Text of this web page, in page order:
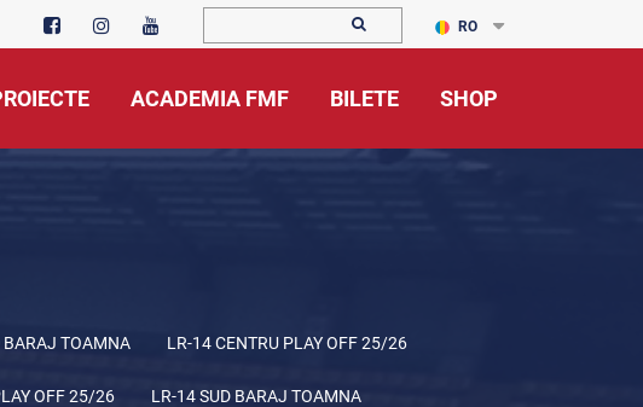
RO
ACADEMIA FMF BILETE SHOP
BARAJ TOAMNA LR-14 CENTRU PLAY OFF 25/26
OFF 25/26 LR-14 SUD BARAJ TOAMNA